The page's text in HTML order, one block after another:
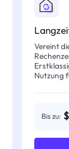
Vereint
Nutzung
Bis zu: